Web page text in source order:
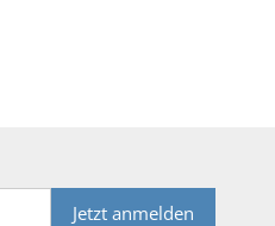
Jetzt anmelden